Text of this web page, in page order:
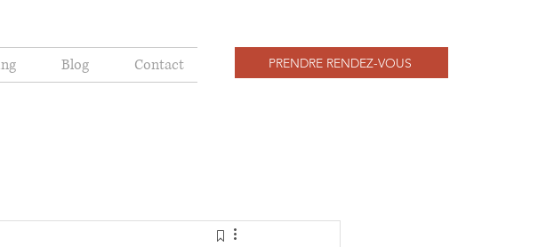
Blog Contact PRENDRE RENDEZ-VOUS